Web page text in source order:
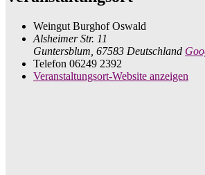
Weingut Burghof Oswald
Alsheimer Str. 11
Guntersblum 67583 Deutschland
Telefon 06249 2392
Veranstaltungsort-Website anzeigen